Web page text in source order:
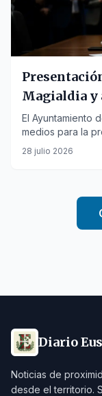
Magialdia y
Gasteiz
El Ayuntamiento
medios para la
de Magia
28 julio 2026
Diario
Noticias de
desde el territorio.